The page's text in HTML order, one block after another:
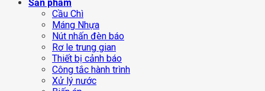
Sản phẩm
Cầu Chì
Máng Nhựa
Nút nhấn đèn báo
Rơ le trung gian
Thiết bị cảnh báo
Công tắc hành trình
Xử lý nước